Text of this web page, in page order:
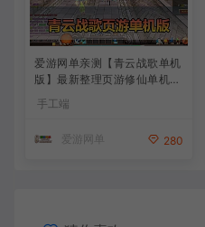
爱游网单亲测【青云战歌单机
版】最新整理页游修仙单机一
键端Win系单机服务端PC客
户端 GM后台 通用视频教学
手工端
爱游网单 280